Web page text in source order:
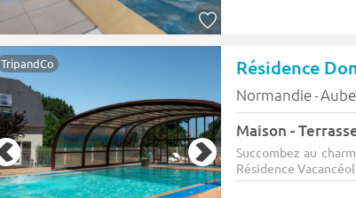
TripandCo Résidence
Normandie-
Succombez au
Résidence